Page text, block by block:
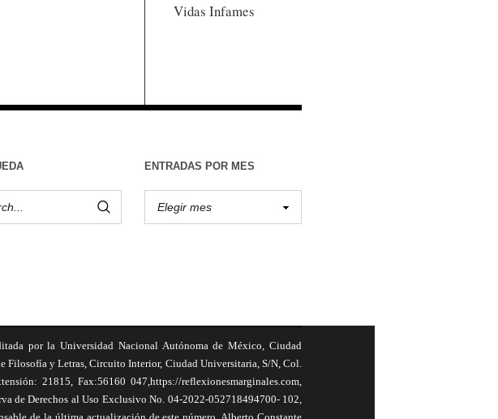
Vidas Infames
ENTRADAS POR MES
por la Universidad Nacional Autónoma de México, Ciudad
Filosofía y Letras, Circuito Interior, Ciudad Universitaria, S/N, Col.
21815, Fax:56160 047,https://reflexionesmarginales.com,
de Derechos al Uso Exclusivo No. 04-2022-052718494700- 102,